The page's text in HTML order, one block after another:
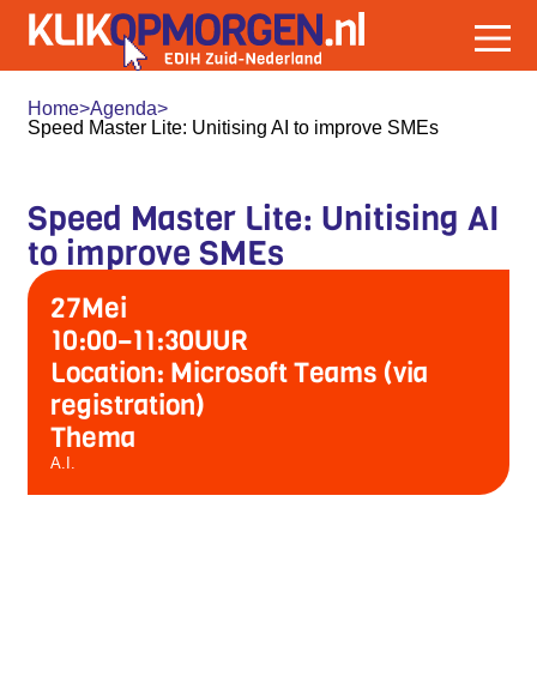
Home>Agenda>
Speed Master Lite: Unitising AI to improve SMEs
Speed Master Lite: Unitising AI
to improve SMEs
27Mei
10:00–11:30UUR
Location: Microsoft Teams (via
registration)
Thema
A.I.